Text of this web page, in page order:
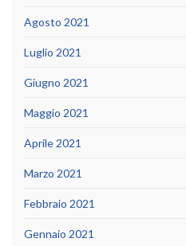
Agosto 2021
Luglio 2021
Giugno 2021
Maggio 2021
Aprile 2021
Marzo 2021
Febbraio 2021
Gennaio 2021